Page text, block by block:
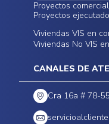
Proyectos
Funza
Bodegas -
Proyectos
Conoce nuestros
proyectos
Viviendas VIS en
Viviendas No VIS
CANALES DE
Cra 16a # 78-